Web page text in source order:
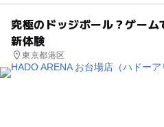
究極のドッジボール？ゲー
新体験
東京都港区